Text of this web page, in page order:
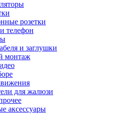
розетки
телефон
и заглушки
монтаж
для жалюзи
аксессуары